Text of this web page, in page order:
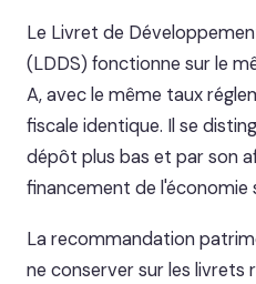
Le Livret de
(LDDS) fonctionne sur le
A, avec le même taux
fiscale identique. Il se
dépôt plus bas et par son
financement de l'économie
La recommandation
ne conserver sur les livrets